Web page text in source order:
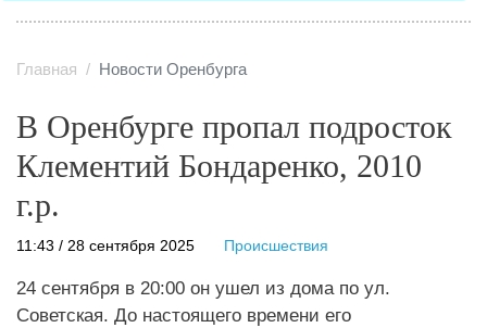
Главная Новости Оренбурга
В Оренбурге пропал подросток
Клементий Бондаренко, 2010
г.р.
11:43 / 28 сентября 2025 Происшествия
24 сентября в 20:00 он ушел из дома по ул.
Советская. До настоящего времени его